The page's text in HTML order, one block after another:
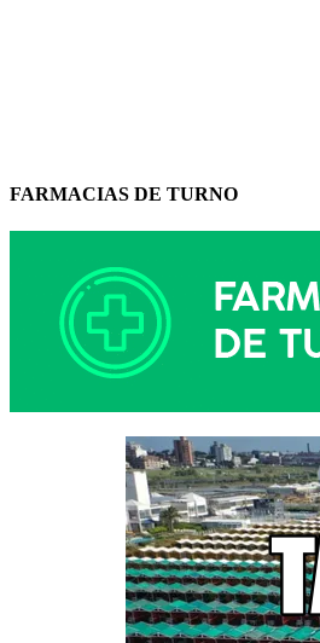
FARMACIAS DE TURNO